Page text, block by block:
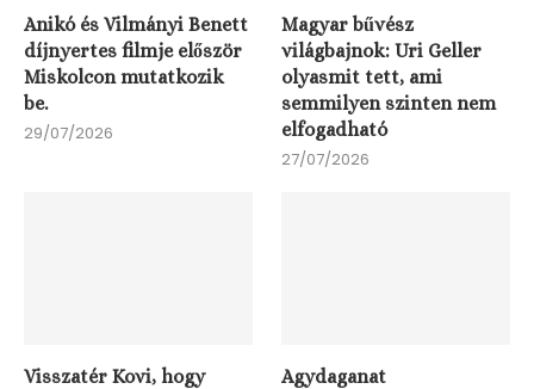
Anikó és Vilmányi Benett
díjnyertes filmje először
Miskolcon mutatkozik
be.
29/07/2026
Magyar bűvész
világbajnok: Uri Geller
olyasmit tett, ami
semmilyen szinten nem
elfogadható
27/07/2026
Visszatér Kovi, hogy
Agydaganat